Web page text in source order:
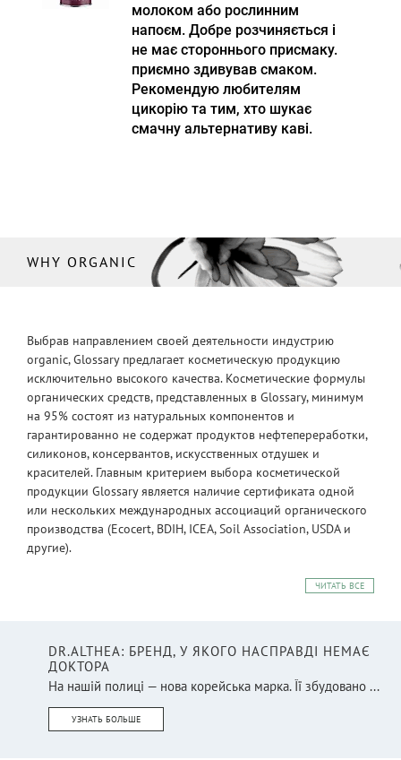
молоком або рослинним
напоєм. Добре розчиняється і
не має стороннього присмаку.
приємно здивував смаком.
Рекомендую любителям
цикорію та тим, хто шукає
смачну альтернативу каві.
WHY ORGANIC
Выбрав направлением своей деятельности индустрию
organic, Glossary предлагает косметическую продукцию
исключительно высокого качества. Косметические формулы
органических средств, представленных в Glossary, минимум
на 95% состоят из натуральных компонентов и
гарантированно не содержат продуктов нефтепереработки,
силиконов, консервантов, искусственных отдушек и
красителей. Главным критерием выбора косметической
продукции Glossary является наличие сертификата одной
или нескольких международных ассоциаций органического
производства (Ecocert, BDIH, ICEA, Soil Association, USDA и
другие).
ЧИТАТЬ ВСЕ
DR.ALTHEA: БРЕНД, У ЯКОГО НАСПРАВДІ НЕМАЄ
ДОКТОРА
На нашій полиці — нова корейська марка. Її збудовано ...
УЗНАТЬ БОЛЬШЕ